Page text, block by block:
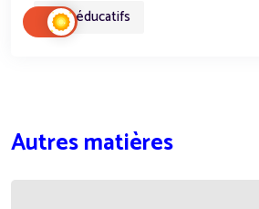
Jeux éducatifs
Autres matières